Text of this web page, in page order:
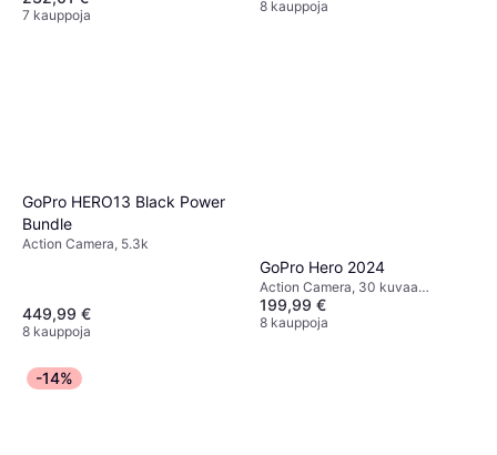
7 kauppoja
8 kauppoja
GoPro HERO13 Black Power
Bundle
Action Camera, 5.3k
449,99 €
8 kauppoja
GoPro Hero 2024
Action Camera, 30 kuvaa
sekunnissa, 2160p (4K)
199,99 €
8 kauppoja
-14%